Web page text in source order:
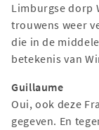
Limburgse dorp
trouwens weer
die in de
betekenis van
Guillaume
Oui, ook deze
gegeven. En